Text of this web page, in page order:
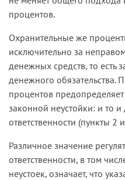
процентов.
Охранительные же
исключительно за
денежных средств, то есть
денежного обязательства.
процентов
законной неустойки: и то и
ответственности (пункты 2
Различное значение
ответственности, в том
неустоек, означает, что